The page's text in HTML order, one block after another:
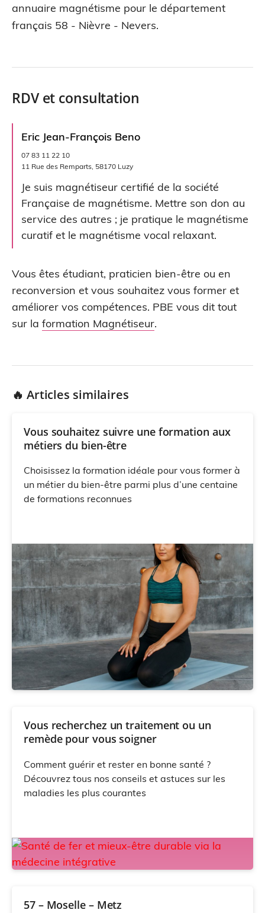
annuaire magnétisme pour le département
français 58 - Nièvre - Nevers.
RDV et consultation
Eric Jean-François Beno
07 83 11 22 10
11 Rue des Remparts, 58170 Luzy
Je suis magnétiseur certifié de la société
Française de magnétisme. Mettre son don au
service des autres ; je pratique le magnétisme
curatif et le magnétisme vocal relaxant.
Vous êtes étudiant, praticien bien-être ou en
reconversion et vous souhaitez vous former et
améliorer vos compétences. PBE vous dit tout
sur la formation Magnétiseur.
🔥 Articles similaires
Vous souhaitez suivre une formation aux
métiers du bien-être
Choisissez la formation idéale pour vous former à
un métier du bien-être parmi plus d’une centaine
de formations reconnues
Vous recherchez un traitement ou un
remède pour vous soigner
Comment guérir et rester en bonne santé ?
Découvrez tous nos conseils et astuces sur les
maladies les plus courantes
57 – Moselle – Metz